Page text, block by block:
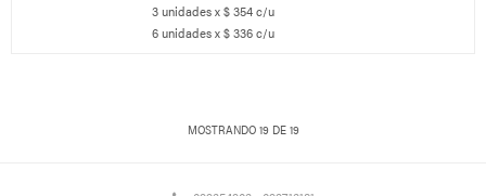
3 unidades x $ 354 c/u
6 unidades x $ 336 c/u
MOSTRANDO 19 DE 19